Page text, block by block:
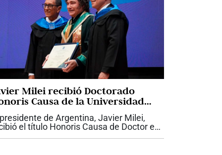
Milei recibió Doctorado
Causa de la Universidad
de Calide Argentina, Javier Milei,
el título Honoris Causa de Doctor en
otorgado por la Universidad